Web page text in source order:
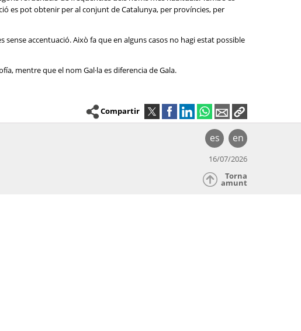
es pot obtenir per al conjunt de Catalunya, per províncies, per
accentuació. Això fa que en alguns casos no hagi estat possible
mentre que el nom Gal·la es diferencia de Gala.
Compartir
es en
16/07/2026
Torna
amunt